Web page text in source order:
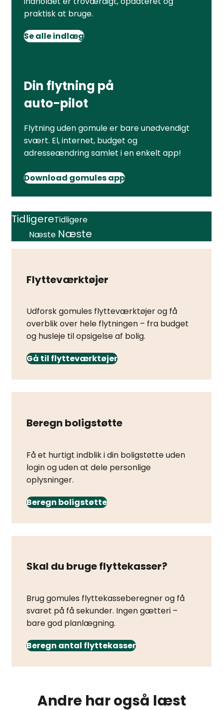
praktisk at bruge.
Se alle indlæg
Din flytning på
auto-pilot
Flytning uden gomule er bare unødvendigt
svært. El, internet, budget og
adresseændring samlet i en enkelt app!
Download gomules app
TidligereTidligere
Næste Næste
Flytteværktøjer
Udforsk gomules flytteværktøjer og få
overblik over hele flytningen – fra budget
og husleje til opsigelse af bolig.
Gå til flytteværktøjer
Beregn boligstøtte
Få et hurtigt indblik i din boligstøtte uden
login og uden at dele personlige
oplysninger.
Beregn boligstøtte
Skal du bruge flyttekasser?
Brug gomules flyttekasseberegner og få
svaret på få sekunder. Ingen gætteri –
bare god planlægning.
Beregn antal flyttekasser
Andre har også læst